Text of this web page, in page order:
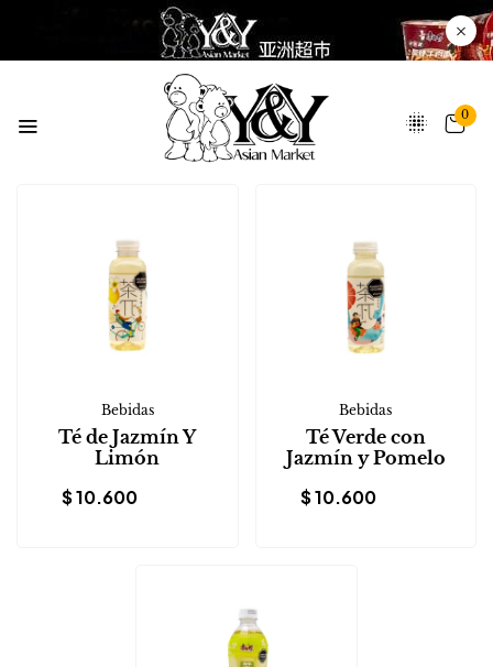
0
Bebidas
Té de Jazmín Y
Limón
$10.600
Bebidas
Té Verde con
Jazmín y Pomelo
$10.600